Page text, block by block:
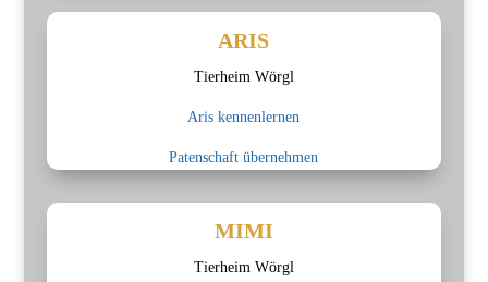
ARIS
Tierheim Wörgl
Aris kennenlernen
Patenschaft übernehmen
MIMI
Tierheim Wörgl